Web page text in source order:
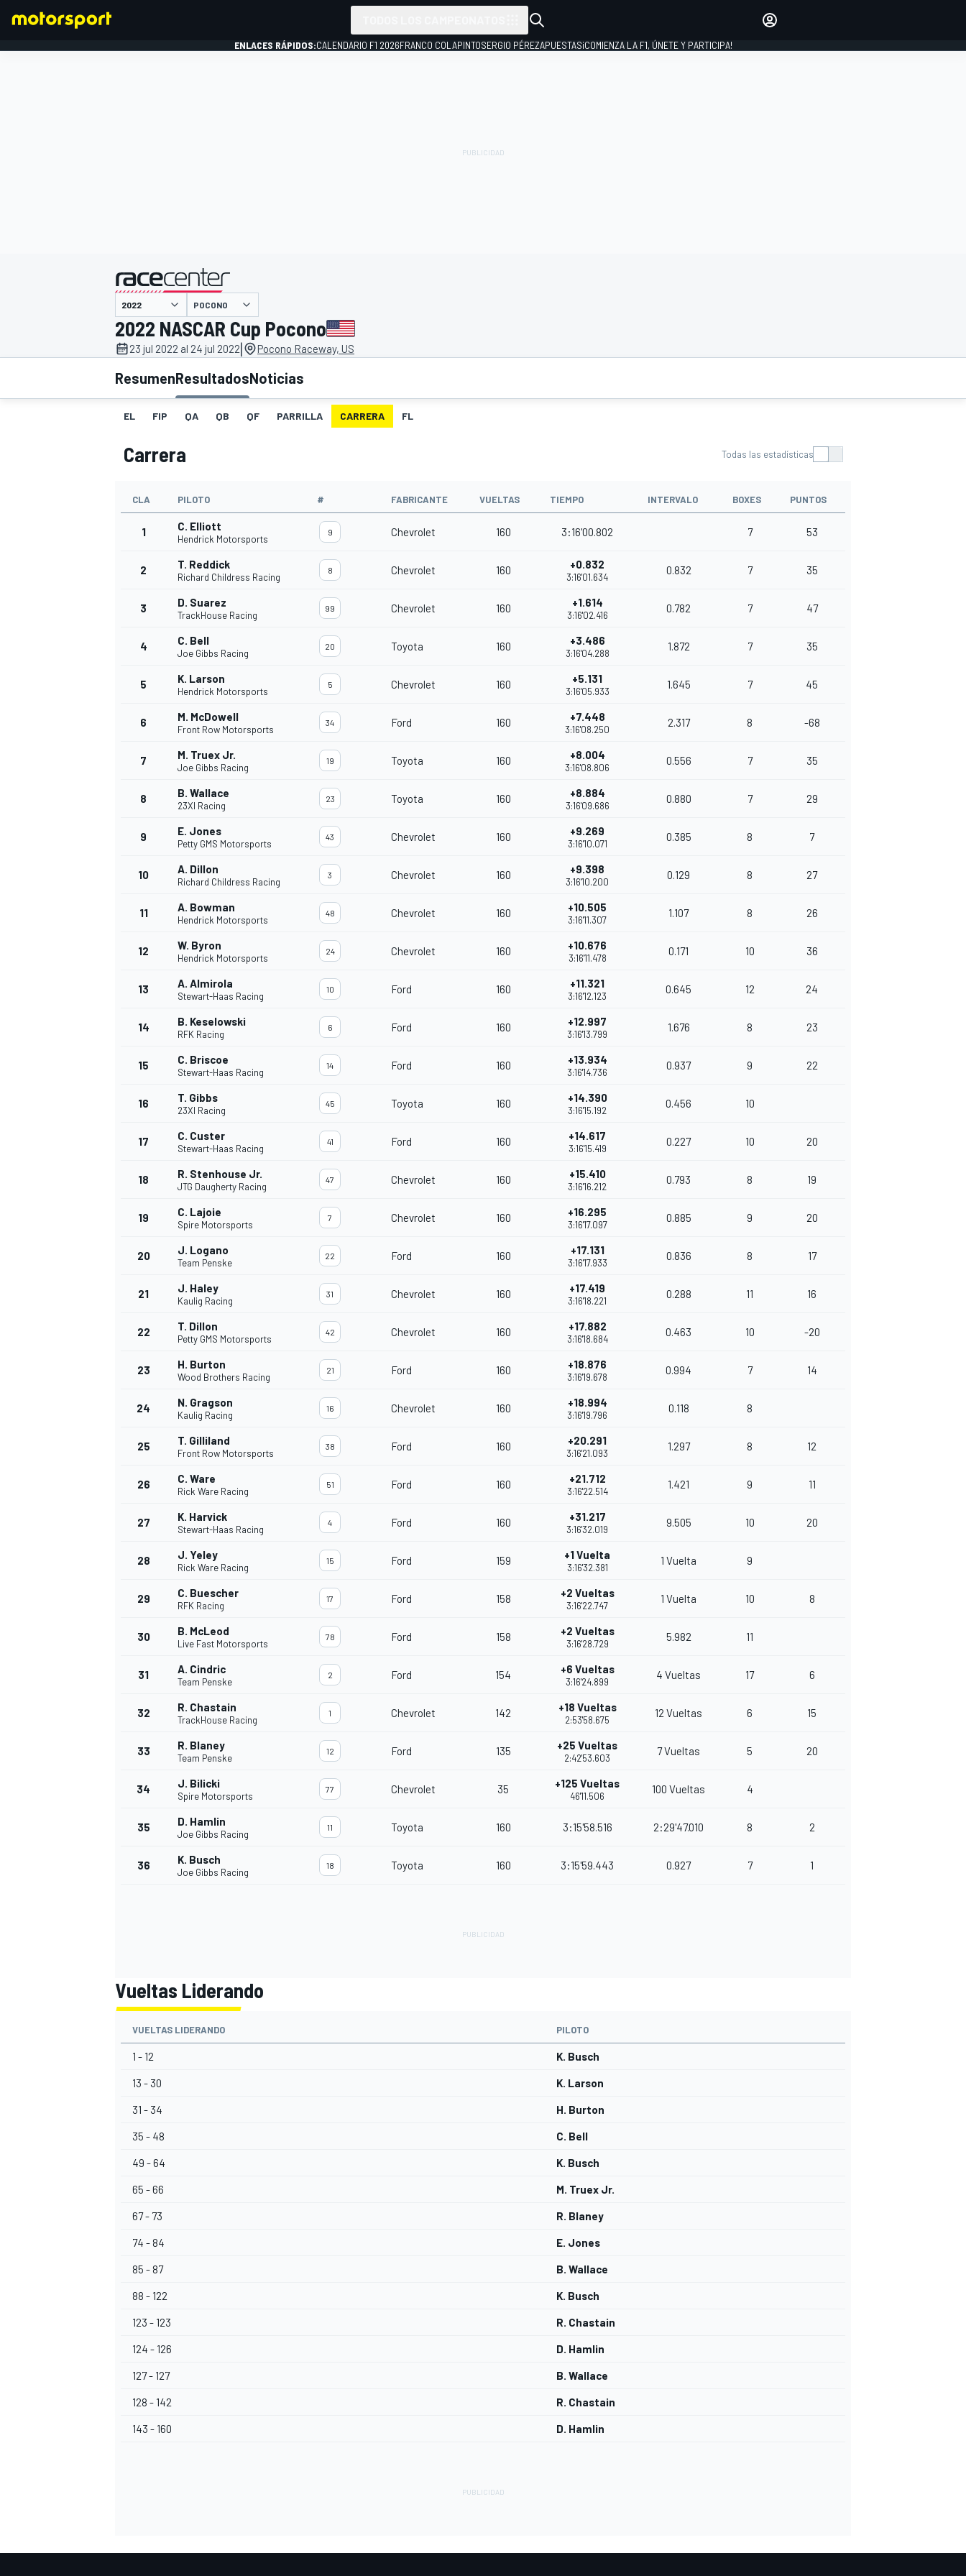
INDYCAR
FÓRMULA E
INICIAR SESIÓN
ENLACES RÁPIDOS:CALENDARIO F1 2026FRANCO COLAPINTOSERGIO PÉREZAPUESTAS¡COMIENZA LA F1, ÚNETE Y PARTICIPA!
presentado por
POCONO
2022 NASCAR Cup Pocono
23 jul 2022 al 24 jul 2022| Pocono Raceway, US
ResumenResultadosNoticias
EL FIP QA QB QF PARRILLA CARRERA FL
Carrera Todas las estadísticas
CLA PILOTO # FABRICANTE VUELTAS TIEMPO INTERVALO BOXES PUNTOS
1 C. Elliott
Hendrick Motorsports
9 Chevrolet 160 3:16'00.802 7 53
2 T. Reddick
Richard Childress Racing
8 Chevrolet 160 +0.832
3:16'01.634
0.832 7 35
3 D. Suarez
TrackHouse Racing
99 Chevrolet 160 +1.614
3:16'02.416
0.782 7 47
4 C. Bell
Joe Gibbs Racing
20 Toyota 160 +3.486
3:16'04.288
1.872 7 35
5 K. Larson
Hendrick Motorsports
5 Chevrolet 160 +5.131
3:16'05.933
1.645 7 45
6 M. McDowell
Front Row Motorsports
34 Ford 160 +7.448
3:16'08.250
2.317 8 -68
7 M. Truex Jr.
Joe Gibbs Racing
19 Toyota 160 +8.004
3:16'08.806
0.556 7 35
8 B. Wallace
23XI Racing
23 Toyota 160 +8.884
3:16'09.686
0.880 7 29
9 E. Jones
Petty GMS Motorsports
43 Chevrolet 160 +9.269
3:16'10.071
0.385 8 7
10 A. Dillon
Richard Childress Racing
3 Chevrolet 160 +9.398
3:16'10.200
0.129 8 27
11 A. Bowman
Hendrick Motorsports
48 Chevrolet 160 +10.505
3:16'11.307
1.107 8 26
12 W. Byron
Hendrick Motorsports
24 Chevrolet 160 +10.676
3:16'11.478
0.171 10 36
13 A. Almirola
Stewart-Haas Racing
10 Ford 160 +11.321
3:16'12.123
0.645 12 24
14 B. Keselowski
RFK Racing
6 Ford 160 +12.997
3:16'13.799
1.676 8 23
15 C. Briscoe
Stewart-Haas Racing
14 Ford 160 +13.934
3:16'14.736
0.937 9 22
16 T. Gibbs
23XI Racing
45 Toyota 160 +14.390
3:16'15.192
0.456 10
17 C. Custer
Stewart-Haas Racing
41 Ford 160 +14.617
3:16'15.419
0.227 10 20
18 R. Stenhouse Jr.
JTG Daugherty Racing
47 Chevrolet 160 +15.410
3:16'16.212
0.793 8 19
19 C. Lajoie
Spire Motorsports
7 Chevrolet 160 +16.295
3:16'17.097
0.885 9 20
20 J. Logano
Team Penske
22 Ford 160 +17.131
3:16'17.933
0.836 8 17
21 J. Haley
Kaulig Racing
31 Chevrolet 160 +17.419
3:16'18.221
0.288 11 16
22 T. Dillon
Petty GMS Motorsports
42 Chevrolet 160 +17.882
3:16'18.684
0.463 10 -20
23 H. Burton
Wood Brothers Racing
21 Ford 160 +18.876
3:16'19.678
0.994 7 14
24 N. Gragson
Kaulig Racing
16 Chevrolet 160 +18.994
3:16'19.796
0.118 8
25 T. Gilliland
Front Row Motorsports
38 Ford 160 +20.291
3:16'21.093
1.297 8 12
26 C. Ware
Rick Ware Racing
51 Ford 160 +21.712
3:16'22.514
1.421 9 11
27 K. Harvick
Stewart-Haas Racing
4 Ford 160 +31.217
3:16'32.019
9.505 10 20
28 J. Yeley
Rick Ware Racing
15 Ford 159 +1 Vuelta
3:16'32.381
1 Vuelta 9
29 C. Buescher
RFK Racing
17 Ford 158 +2 Vueltas
3:16'22.747
1 Vuelta 10 8
30 B. McLeod
Live Fast Motorsports
78 Ford 158 +2 Vueltas
3:16'28.729
5.982 11
31 A. Cindric
Team Penske
2 Ford 154 +6 Vueltas
3:16'24.899
4 Vueltas 17 6
32 R. Chastain
TrackHouse Racing
1 Chevrolet 142 +18 Vueltas
2:53'58.675
12 Vueltas 6 15
33 R. Blaney
Team Penske
12 Ford 135 +25 Vueltas
2:42'53.603
7 Vueltas 5 20
34 J. Bilicki
Spire Motorsports
77 Chevrolet 35 +125 Vueltas
46'11.506
100 Vueltas 4
35 D. Hamlin
Joe Gibbs Racing
11 Toyota 160 3:15'58.516 2:29'47.010 8 2
36 K. Busch
Joe Gibbs Racing
18 Toyota 160 3:15'59.443 0.927 7 1
Vueltas Liderando
VUELTAS LIDERANDO PILOTO
1 - 12 K. Busch
13 - 30 K. Larson
31 - 34 H. Burton
35 - 48 C. Bell
49 - 64 K. Busch
65 - 66 M. Truex Jr.
67 - 73 R. Blaney
74 - 84 E. Jones
85 - 87 B. Wallace
88 - 122 K. Busch
123 - 123 R. Chastain
124 - 126 D. Hamlin
127 - 127 B. Wallace
128 - 142 R. Chastain
143 - 160 D. Hamlin